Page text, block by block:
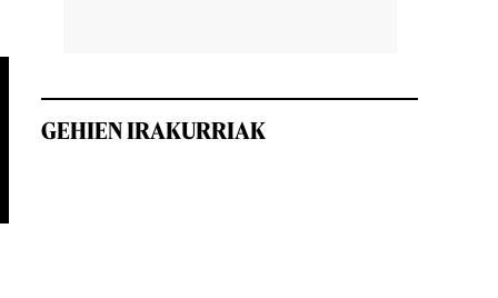
GEHIEN IRAKURRIAK